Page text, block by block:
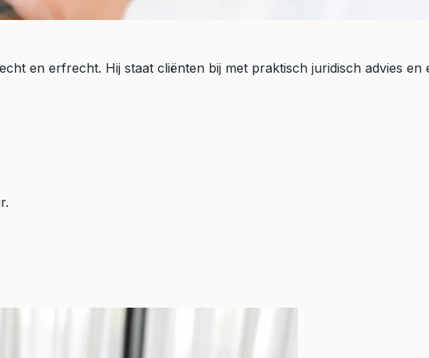
en erfrecht. Hij staat cliënten bij met praktisch juridisch advies en